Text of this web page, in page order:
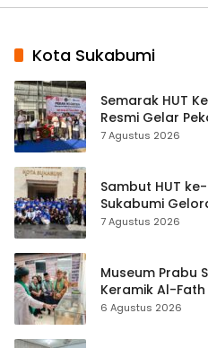
Kota Sukabumi
Semarak HUT
Resmi Gelar
Tradisional
7 Agustus 2026
Sambut HUT
Sukabumi
ASRI Lewat Aksi
7 Agustus 2026
Museum Prabu
Keramik Al-
Hampir 500
6 Agustus 2026